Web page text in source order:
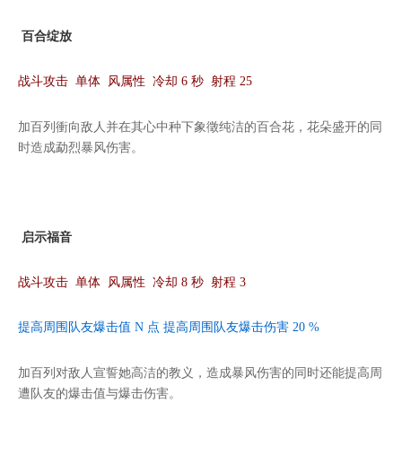
百合绽放
战斗攻击 单体 风属性 冷却 6 秒 射程 25
加百列衝向敌人并在其心中种下象徵纯洁的百合花，花朵盛开的同
时造成勐烈暴风伤害。
启示福音
战斗攻击 单体 风属性 冷却 8 秒 射程 3
提高周围队友爆击值 N 点 提高周围队友爆击伤害 20 %
加百列对敌人宣誓她高洁的教义，造成暴风伤害的同时还能提高周
遭队友的爆击值与爆击伤害。